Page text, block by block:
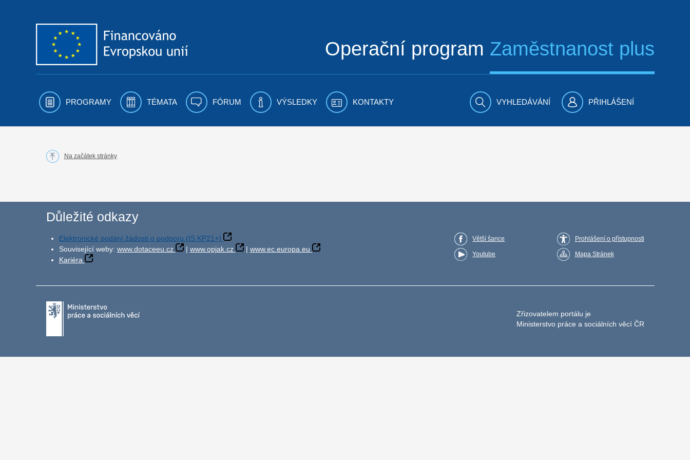
Operační program Zaměstnanost plus
PROGRAMY TÉMATA FÓRUM VÝSLEDKY KONTAKTY VYHLEDÁVÁNÍ PŘIHLÁŠENÍ
Na začátek stránky
Důležité odkazy
Elektronické podání žádosti o podporu (IS KP21+)
Související weby: www.dotaceeu.cz | www.opjak.cz | www.ec.europa.eu
Kariéra
Větší šance
Youtube
Prohlášení o přístupnosti
Mapa Stránek
Zřizovatelem portálu je
Ministerstvo práce a sociálních věcí ČR